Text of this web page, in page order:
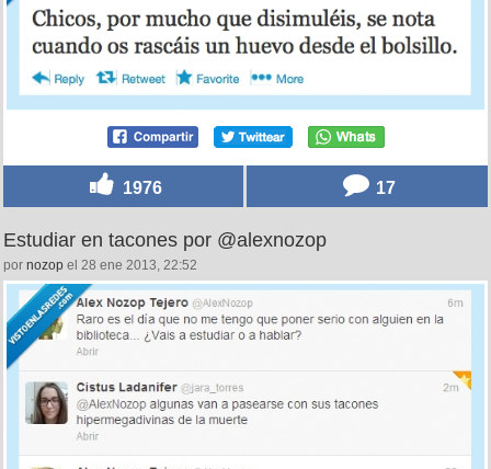
1976 17
Estudiar en tacones por @alexnozop
por nozop el 28 ene 2013, 22:52